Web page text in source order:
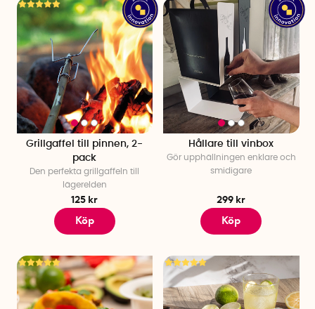
Grillgaffel till pinnen, 2-
pack
Den perfekta grillgaffeln till
lägerelden
125 kr
Köp
Hållare till vinbox
Gör upphällningen enklare och
smidigare
299 kr
Köp